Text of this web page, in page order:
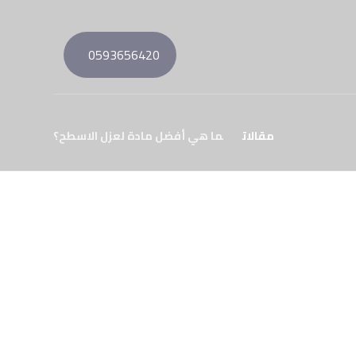
0593656420
مقالات ما هي أفضل مادة لعزل الاسطح؟